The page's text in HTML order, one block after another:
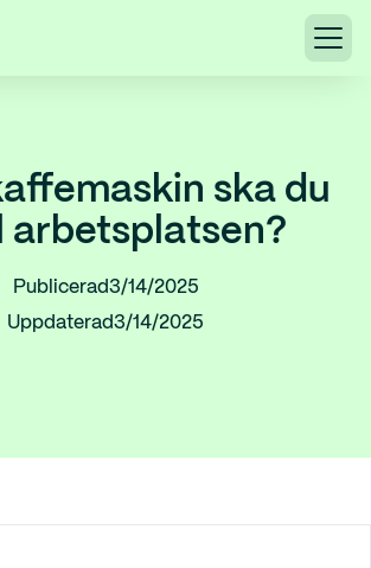
ska du
arbetsplatsen?
Publicerad3/14/2025
Uppdaterad3/14/2025